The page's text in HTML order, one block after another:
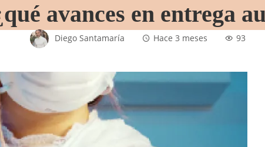
avances en entrega
Diego Santamaría Hace 3 meses 93